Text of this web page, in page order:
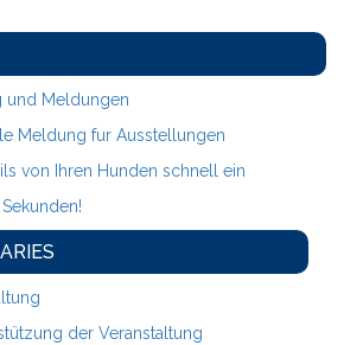
und Meldungen
Meldung fur Ausstellungen
von Ihren Hunden schnell ein
der Veranstaltung